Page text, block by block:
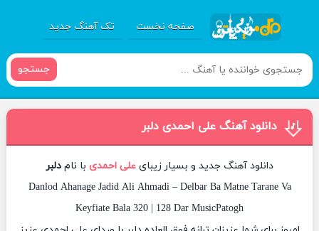
صفحه نخست تک آهنگ جدید
جستجو
دانلود آهنگ علی احمدی دلبر
دانلود آهنگ جدید و بسیار زیبایعلی احمدی با نامدلبر
Danlod Ahanage Jadid Ali Ahmadi – Delbar Ba Matne Tarane Va
Keyfiate Bala 320 | 128 Dar MusicPatogh